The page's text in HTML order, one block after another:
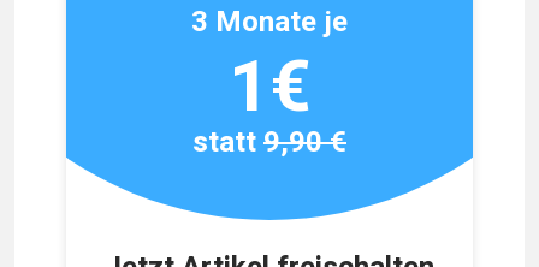
3 Monate je
1€
statt9,90 €